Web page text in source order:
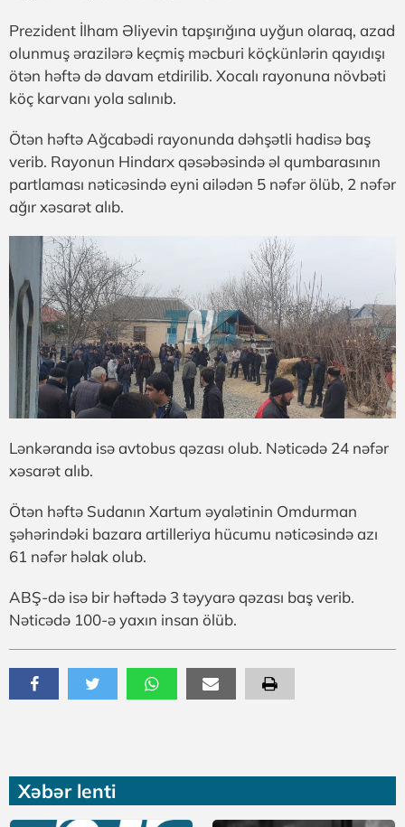
Xəbər lenti
Prezident İlham Əliyevin tapşırığına uyğun olaraq, azad
olunmuş ərazilərə keçmiş məcburi köçkünlərin qayıdışı
ötən həftə də davam etdirilib. Xocalı rayonuna növbəti
köç karvanı yola salınıb.
Ötən həftə Ağcabədi rayonunda dəhşətli hadisə baş
verib. Rayonun Hindarx qəsəbəsində əl qumbarasının
partlaması nəticəsində eyni ailədən 5 nəfər ölüb, 2 nəfər
ağır xəsarət alıb.
Lənkəranda isə avtobus qəzası olub. Nəticədə 24 nəfər
xəsarət alıb.
Ötən həftə Sudanın Xartum əyalətinin Omdurman
şəhərindəki bazara artilleriya hücumu nəticəsində azı
61 nəfər həlak olub.
ABŞ-də isə bir həftədə 3 təyyarə qəzası baş verib.
Nəticədə 100-ə yaxın insan ölüb.